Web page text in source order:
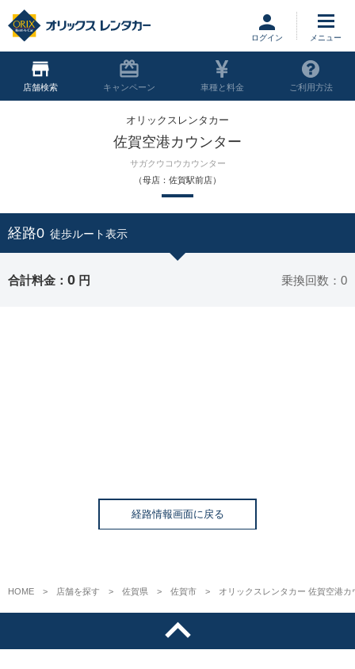
ログイン
店舗 キャンペーン 車種と料金 ご利用方法
オリックスレンタカー
佐賀空港カウンター
サガクウコウカウンター
（母店：佐賀駅前店）
経路0 徒歩ルート表示
合計料金： 0 円 乗換回数：0
経路情報画面に戻る
HOME 店舗を探す 佐賀県 佐賀市 オリックスレンタカー 佐賀空港カ